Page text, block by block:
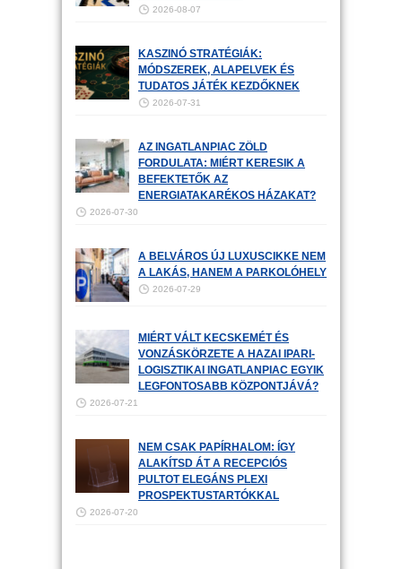
2026-08-07
KASZINÓ STRATÉGIÁK:
MÓDSZEREK, ALAPELVEK ÉS
TUDATOS JÁTÉK KEZDŐKNEK
2026-07-31
AZ INGATLANPIAC ZÖLD
FORDULATA: MIÉRT KERESIK A
BEFEKTETŐK AZ
ENERGIATAKARÉKOS HÁZAKAT?
2026-07-30
A BELVÁROS ÚJ LUXUSCIKKE NEM
A LAKÁS, HANEM A PARKOLÓHELY
2026-07-29
MIÉRT VÁLT KECSKEMÉT ÉS
VONZÁSKÖRZETE A HAZAI IPARI-
LOGISZTIKAI INGATLANPIAC EGYIK
LEGFONTOSABB KÖZPONTJÁVÁ?
2026-07-21
NEM CSAK PAPÍRHALOM: ÍGY
ALAKÍTSD ÁT A RECEPCIÓS
PULTOT ELEGÁNS PLEXI
PROSPEKTUSTARTÓKKAL
2026-07-20